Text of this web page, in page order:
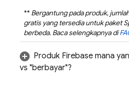
** Bergantung pada produk,
gratis yang tersedia untuk paket
berbeda. Baca selengkapnya di
Produk Firebase mana
vs "berbayar"?